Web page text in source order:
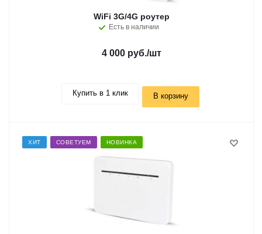
WiFi 3G/4G роутер
Есть в наличии
4 000 руб./шт
Купить в 1 клик В корзину
ХИТ СОВЕТУЕМ НОВИНКА